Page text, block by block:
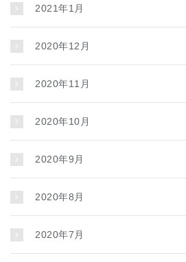
2021年1月
2020年12月
2020年11月
2020年10月
2020年9月
2020年8月
2020年7月